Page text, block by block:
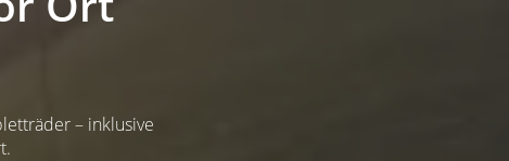
– inklusive